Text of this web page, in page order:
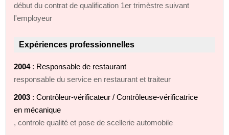
début du contrat de qualification 1er trimèstre suivant
l'employeur
Expériences professionnelles
2004: Responsable de restaurant
responsable du service en restaurant et traiteur
2003 : Contrôleur-vérificateur / Contrôleuse-vérificatrice
en mécanique
, controle qualité et pose de scellerie automobile